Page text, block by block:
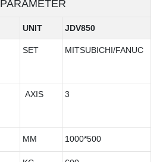
PARAMETER
UNIT JDV850
SET MITSUBICHI/FANUC
AXIS 3
MM 1000*500